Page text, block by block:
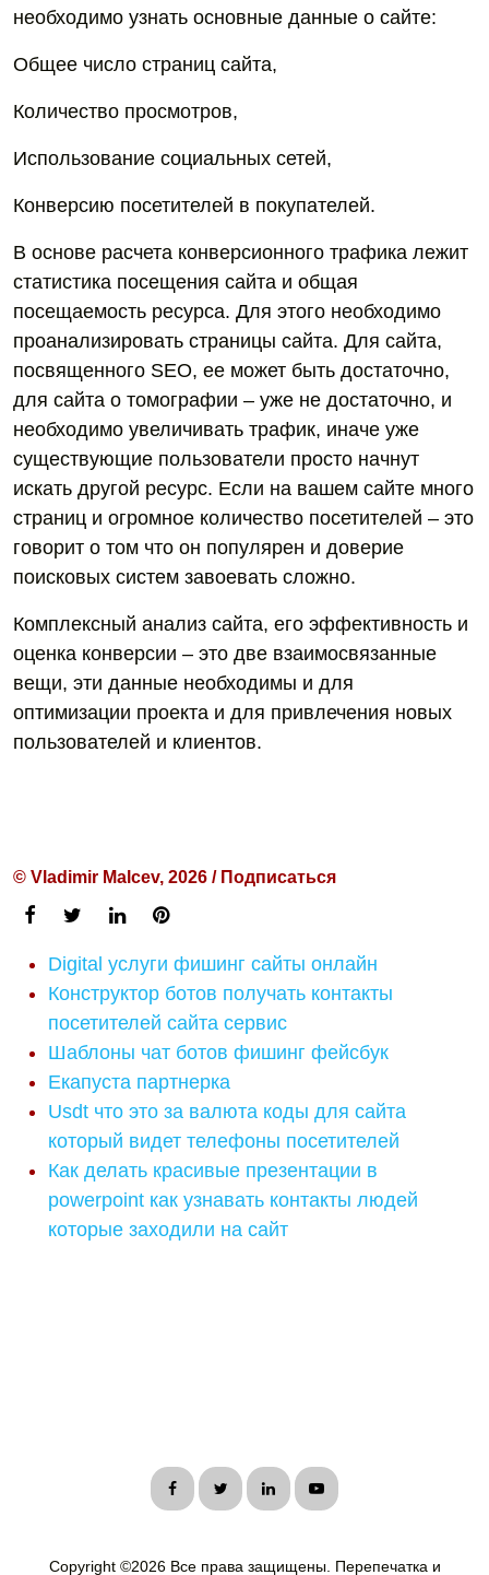
необходимо узнать основные данные о сайте:
Общее число страниц сайта,
Количество просмотров,
Использование социальных сетей,
Конверсию посетителей в покупателей.
В основе расчета конверсионного трафика лежит
статистика посещения сайта и общая
посещаемость ресурса. Для этого необходимо
проанализировать страницы сайта. Для сайта,
посвященного SEO, ее может быть достаточно,
для сайта о томографии – уже не достаточно, и
необходимо увеличивать трафик, иначе уже
существующие пользователи просто начнут
искать другой ресурс. Если на вашем сайте много
страниц и огромное количество посетителей – это
говорит о том что он популярен и доверие
поисковых систем завоевать сложно.
Комплексный анализ сайта, его эффективность и
оценка конверсии – это две взаимосвязанные
вещи, эти данные необходимы и для
оптимизации проекта и для привлечения новых
пользователей и клиентов.
© Vladimir Malcev, 2026 / Подписаться
Digital услуги фишинг сайты онлайн
Конструктор ботов получать контакты
посетителей сайта сервис
Шаблоны чат ботов фишинг фейсбук
Екапуста партнерка
Usdt что это за валюта коды для сайта
который видет телефоны посетителей
Как делать красивые презентации в
powerpoint как узнавать контакты людей
которые заходили на сайт
Copyright ©2026 Все права защищены. Перепечатка и